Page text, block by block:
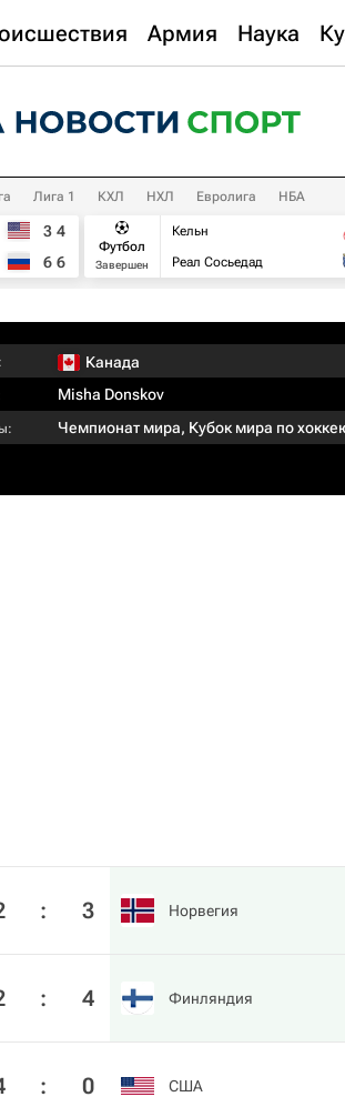
Армия Наука
Лига 1 КХЛ НХЛ Евролига НБА
3 4
6 6
Футбол
Завершен
Кельн
Реал Сосьедад
Канада
Misha Donskov
Чемпионат мира, Кубок мира по
: 3 Норвегия
: 4 Финляндия
: 0 США